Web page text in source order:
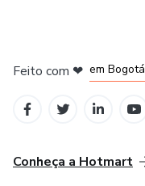
Feito com ❤ em Bogotá
Conheça a Hotmart